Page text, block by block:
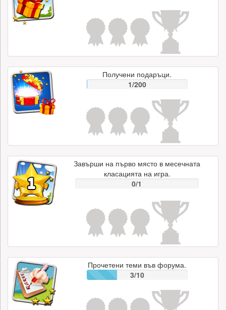
Получени подаръци.
1/200
Завърши на първо място в месечната
класацията на игра.
0/1
Прочетени теми във форума.
3/10